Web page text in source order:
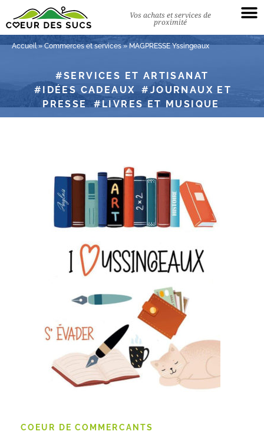
Vos achats et services de
proximité
Accueil»Commerces et services»MAGPRESSE Yssingeaux
SERVICES ET ARTISANAT
IDÉES CADEAUX
JOURNAUX ET
PRESSE
LIVRES ET MUSIQUE
COEUR DE COMMERCANTS